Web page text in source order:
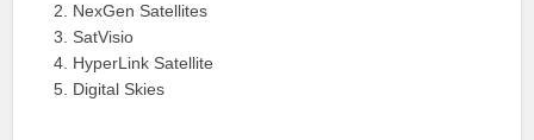
NexGen Satellites
SatVisio
HyperLink Satellite
Digital Skies